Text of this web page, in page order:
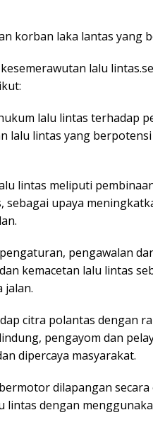
korban laka lantas yang
lalu
lalu lintas terhadap
lalu lintas yang
lintas meliputi
upaya
pengawalan
kemacetan lalu lintas
jalan.
citra polantas dengan
pengayom dan
dipercaya masyarakat.
dilapangan
lintas dengan